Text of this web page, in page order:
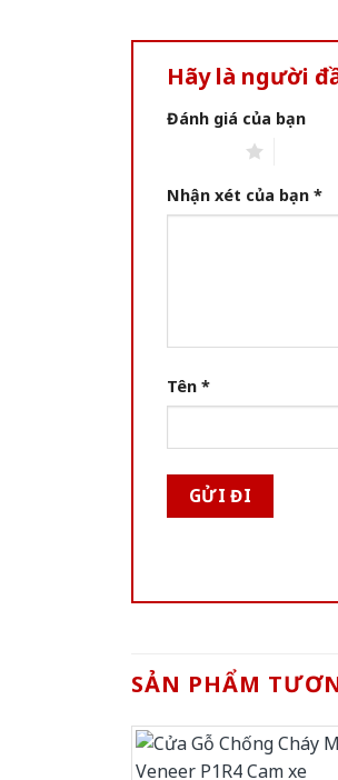
Hãy là người
Đánh giá của bạn
Nhận xét của bạn *
Tên *
SẢN PHẨM